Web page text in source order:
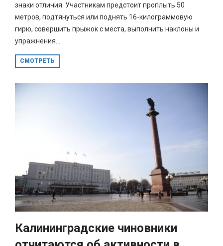
знаки отличия. Участникам предстоит проплыть 50
метров, подтянуться или поднять 16-килограммовую
гирю, совершить прыжок с места, выполнить наклоны и
упражнения...
СМОТРЕТЬ
Калининградские чиновники